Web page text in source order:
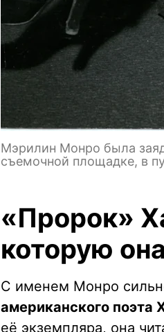
Мэрилин Монро была
съемочной площадке, в
«Пророк»
которую
С именем Монро
американского поэта
её экземпляра, она